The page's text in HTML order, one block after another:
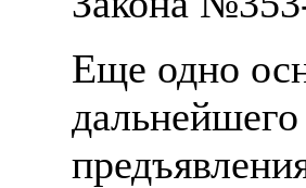
Еще одно